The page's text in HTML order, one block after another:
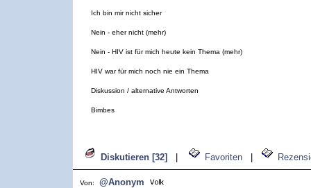
Ich bin mir nicht sicher
Nein - eher nicht (mehr)
Nein - HIV ist für mich heute kein Thema (mehr)
HIV war für mich noch nie ein Thema
Diskussion / alternative Antworten
Bimbes
Diskutieren [32] Favoriten
Von: @Anonym